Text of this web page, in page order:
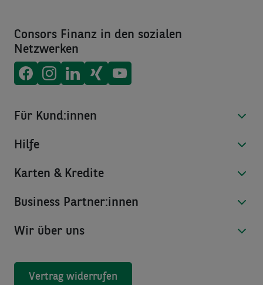
Consors Finanz in den sozialen
Netzwerken
Consors Finanz aufFacebook
Consors Finanz auf
Consors Finanz auf
Consors Finanz auf
Consors Finanz auf
Für Kund:innen
Hilfe
Karten & Kredite
Business Partner:innen
Wir über uns
Vertrag widerrufen